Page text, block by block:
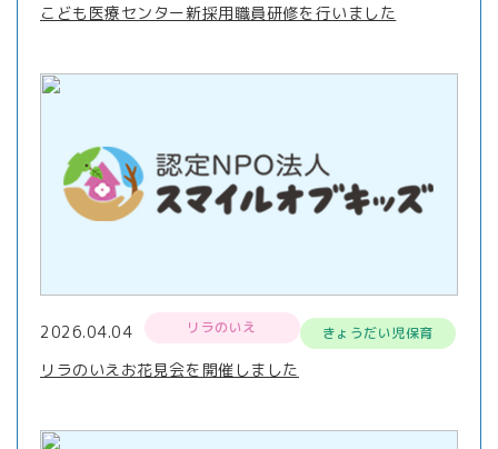
こども医療センター新採用職員研修を行いました
2026.04.04 リラのいえ きょうだい児保育
リラのいえお花見会を開催しました